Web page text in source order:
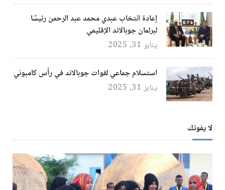
إعادة انتخاب عبدي محمد عبد الرحمن رئيسًا
لبرلمان جوبالاند الإقليمي
يناير 31, 2025
استسلام جماعي لقوات جوبالاند في رأس كامبوني
يناير 31, 2025
لا يفوتك